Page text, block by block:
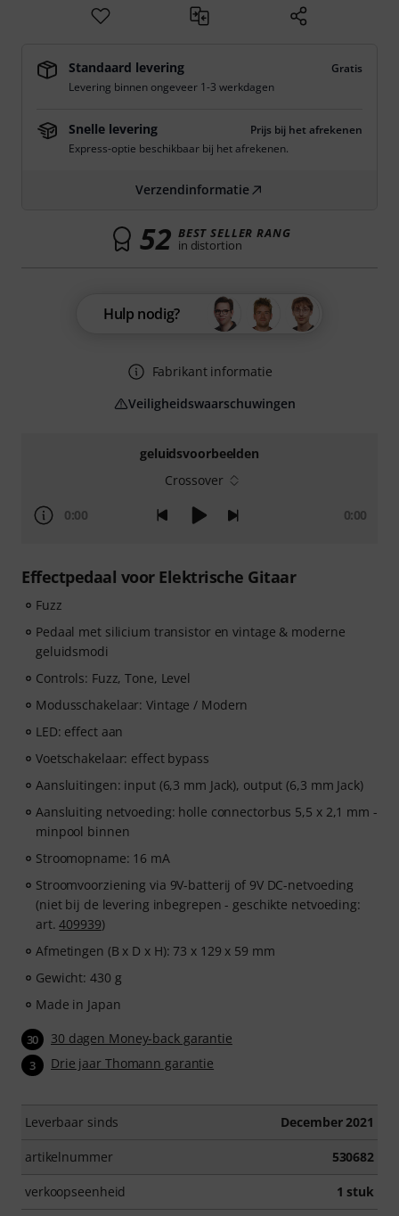
geluidsvoorbeelden
Crossover
0:00 0:00
Effectpedaal voor Elektrische Gitaar
Fuzz
Pedaal met silicium transistor en vintage & moderne
geluidsmodi
Controls: Fuzz, Tone, Level
Modusschakelaar: Vintage / Modern
LED: effect aan
Voetschakelaar: effect bypass
Aansluitingen: input (6,3 mm Jack), output (6,3 mm Jack)
Aansluiting netvoeding: holle connectorbus 5,5 x 2,1 mm -
minpool binnen
Stroomopname: 16 mA
Stroomvoorziening via 9V-batterij of 9V DC-netvoeding
(niet bij de levering inbegrepen - geschikte netvoeding:
art.409939)
Afmetingen (B x D x H): 73 x 129 x 59 mm
Gewicht: 430 g
Made in Japan
30 30 dagen Money-back garantie
3 Drie jaar Thomann garantie
Leverbaar sinds December 2021
artikelnummer 530682
verkoopseenheid 1 stuk
Standaard levering
Gratis
Levering binnen ongeveer 1-3 werkdagen
Snelle levering
Prijs bij het afrekenen
Express-optie beschikbaar bij het afrekenen.
Verzendinformatie
52 BEST SELLER RANG
in distortion
Hulp nodig?
Fabrikant informatie
Veiligheidswaarschuwingen